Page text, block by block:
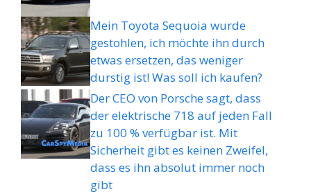
Mein Toyota Sequoia wurde
gestohlen, ich möchte ihn durch
etwas ersetzen, das weniger
durstig ist! Was soll ich kaufen?
Der CEO von Porsche sagt, dass
der elektrische 718 auf jeden Fall
zu 100 % verfügbar ist. Mit
Sicherheit gibt es keinen Zweifel,
dass es ihn absolut immer noch
gibt